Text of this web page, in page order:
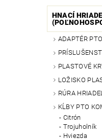
HNACÍ
ADAPTÉR PTO
PLASTOVÉ
LOŽISKO
RÚRA
KĹBY PTO
Citrón
Trojuholník
Hviezda